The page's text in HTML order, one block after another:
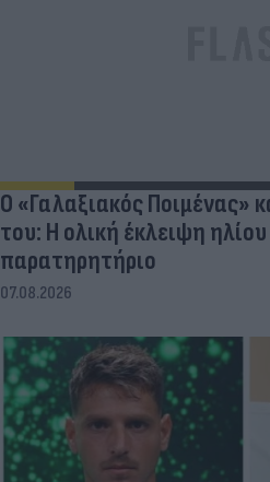
Ο «Γαλαξιακός Ποιμένας»
του: Η ολική έκλειψη
παρατηρητήριο
07.08.2026